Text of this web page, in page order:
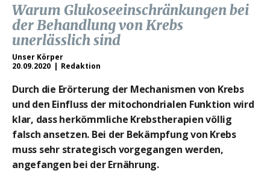
Warum Glukoseeinschränkungen bei
der Behandlung von Krebs
unerlässlich sind
Unser Körper
20.09.2020
Redaktion
Durch die Erörterung der Mechanismen von Krebs
und den Einfluss der mitochondrialen Funktion wird
klar, dass herkömmliche Krebstherapien völlig
falsch ansetzen. Bei der Bekämpfung von Krebs
muss sehr strategisch vorgegangen werden,
angefangen bei der Ernährung.